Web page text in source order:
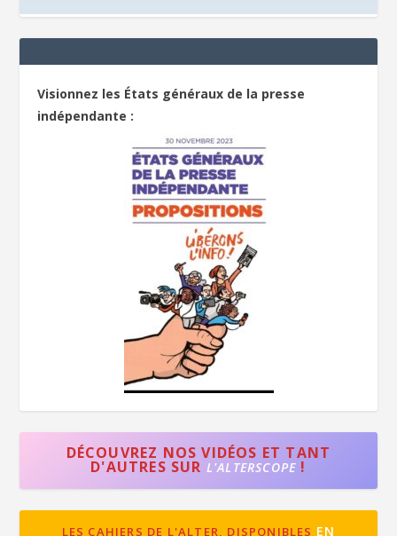
Visionnez les États généraux de la presse
indépendante :
DÉCOUVREZ NOS VIDÉOS ET TANT
D'AUTRES SUR L'ALTERSCOPE !
LES CAHIERS DE L'ALTER, DISPONIBLES EN